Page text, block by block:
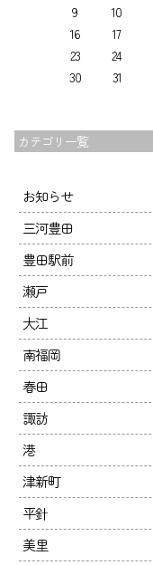
9
10
16
17
23
24
30
31
カテゴリ一覧
お知らせ
三河豊田
豊田駅前
瀬戸
大江
南福岡
春田
諏訪
港
津新町
平針
美里